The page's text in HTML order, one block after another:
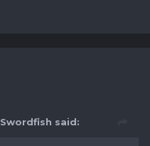
Swordfish said: